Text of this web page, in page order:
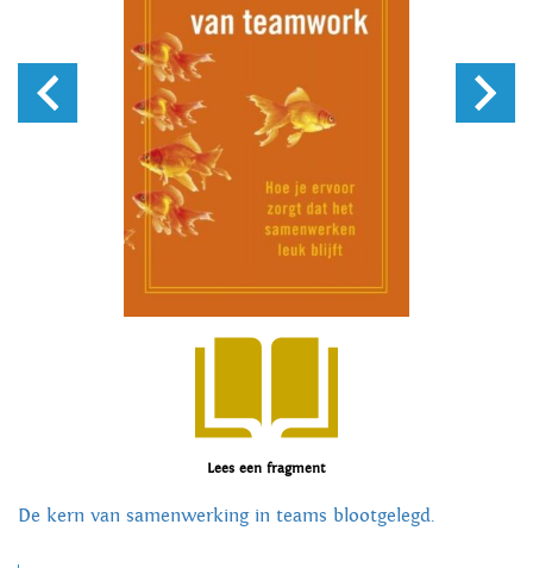
Lees een fragment
De kern van samenwerking in teams blootgelegd.